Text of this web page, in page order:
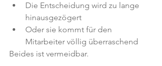
Die Entscheidung wird zu lange
hinausgezögert
Oder sie kommt für den
Mitarbeiter völlig überraschend
Beides ist vermeidbar.